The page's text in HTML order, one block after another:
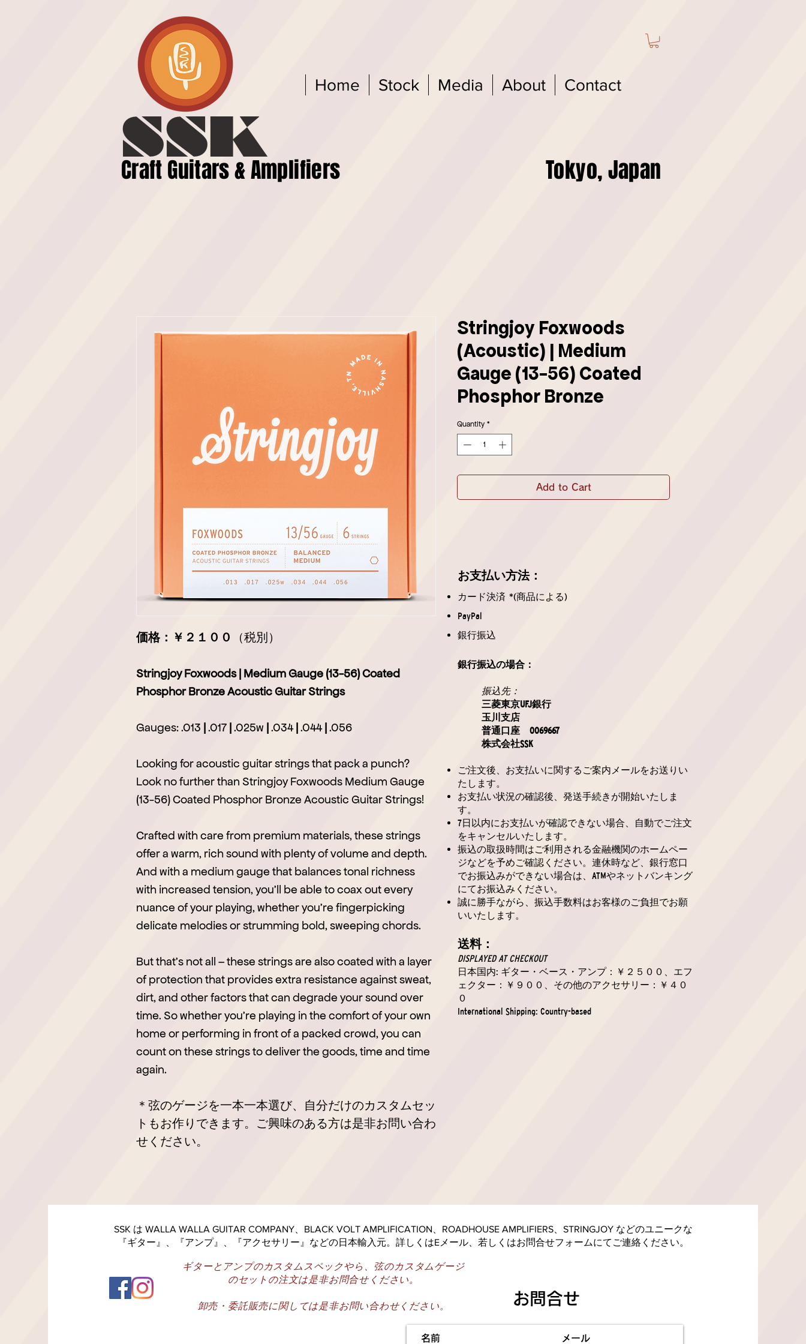
SSK
Home Stock Media About Contact
​Craft Guitars & Amplifiers Tokyo, Japan
価格：￥２１００ （税別）
Stringjoy Foxwoods | Medium Gauge (13-56) Coated
Phosphor Bronze Acoustic Guitar Strings
Gauges: .013 |.017 |.025w |.034|.044|.056
Looking for acoustic guitar strings that pack a punch?
Look no further than Stringjoy Foxwoods Medium Gauge
(13-56) Coated Phosphor Bronze Acoustic Guitar Strings!
Crafted with care from premium materials, these strings
offer a warm, rich sound with plenty of volume and depth.
And with a medium gauge that balances tonal richness
with increased tension, you’ll be able to coax out every
nuance of your playing, whether you’re fingerpicking
delicate melodies or strumming bold, sweeping chords.
But that’s not all – these strings are also coated with a layer
of protection that provides extra resistance against sweat,
dirt, and other factors that can degrade your sound over
time. So whether you’re playing in the comfort of your own
home or performing in front of a packed crowd, you can
count on these strings to deliver the goods, time and time
again.
＊弦のゲージを一本一本選び、自分だけのカスタムセッ
トもお作りできます。ご興味のある方は是非お問い合わ
せください。
Stringjoy Foxwoods
(Acoustic) | Medium
Gauge (13-56) Coated
Phosphor Bronze
Quantity *
Add to Cart
お支払い方法：
カード決済 *(商品による)
PayPal
銀行振込
銀行振込の場合：
振込先：
三菱東京UFJ銀行
玉川支店
普通口座 0069667
株式会社SSK
ご注文後、お支払いに関するご案内メールをお送りい
たします。
お支払い状況の確認後、発送手続きが開始いたしま
す。
7日以内にお支払いが確認できない場合、自動でご注文
をキャンセルいたします。
振込の取扱時間はご利用される金融機関のホームペー
ジなどを予めご確認ください。連休時など、銀行窓口
でお振込みができない場合は、ATMやネットバンキング
にてお振込みください。
誠に勝手ながら、振込手数料はお客様のご負担でお願
いいたします。
送料：
DISPLAYED AT CHECKOUT
日本国内: ギター・ベース・アンプ：￥２５００、エフ
ェクター：￥９００、その他のアクセサリー：￥４０
０
International Shipping: Country-based
SSK は WALLA WALLA GUITAR COMPANY、BLACK VOLT AMPLIFICATION、ROADHOUSE AMPLIFIERS、STRINGJOY などのユニークな
『ギター』、『アンプ』、『アクセサリー』などの日本輸入元。詳しくはEメール、若しくはお問合せフォームにてご連絡ください。
ギターとアンプのカスタムスペックやら、弦のカスタムゲージ
のセットの注文は是非お問合せください。
卸売・委託販売に関しては是非お問い合わせください。 ​お問合せ